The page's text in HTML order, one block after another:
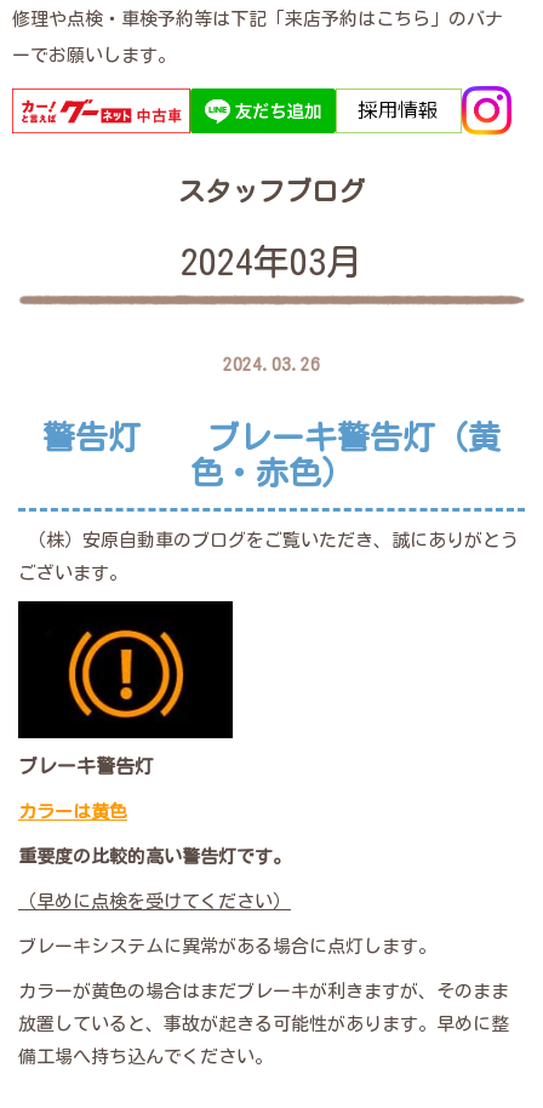
修理や点検・車検予約等は下記「来店予約はこちら」のバナ
ーでお願いします。
スタッフブログ
2024年03月
2024.03.26
警告灯 ブレーキ警告灯（黄
色・赤色）
（株）安原自動車のブログをご覧いただき、誠にありがとう
ございます。
ブレーキ警告灯
カラーは黄色
重要度の比較的高い警告灯です。
（早めに点検を受けてください）
ブレーキシステムに異常がある場合に点灯します。
カラーが黄色の場合はまだブレーキが利きますが、そのまま
放置していると、事故が起きる可能性があります。早めに整
備工場へ持ち込んでください。